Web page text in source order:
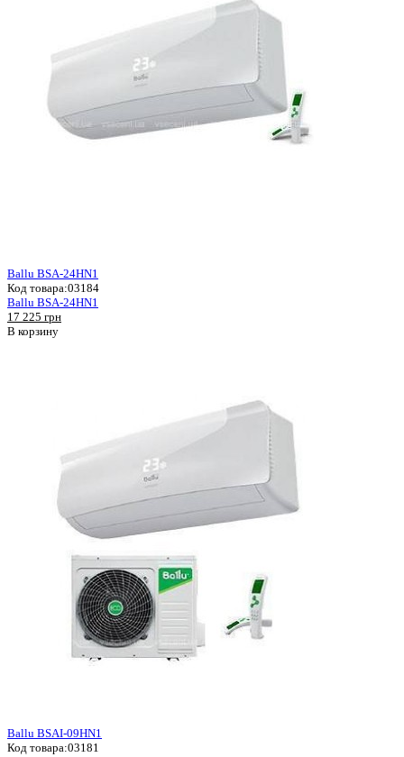
Ballu BSA-24HN1
Код товара:03184
Ballu BSA-24HN1
17 225 грн
В корзину
Ballu BSAI-09HN1
Код товара:03181